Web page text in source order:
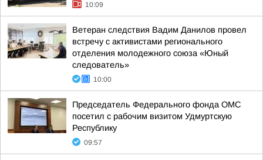
10:09
Ветеран следствия Вадим Данилов провел
встречу с активистами регионального
отделения молодежного союза «Юный
следователь»
10:00
Председатель Федерального фонда ОМС
посетил с рабочим визитом Удмуртскую
Республику
09:57